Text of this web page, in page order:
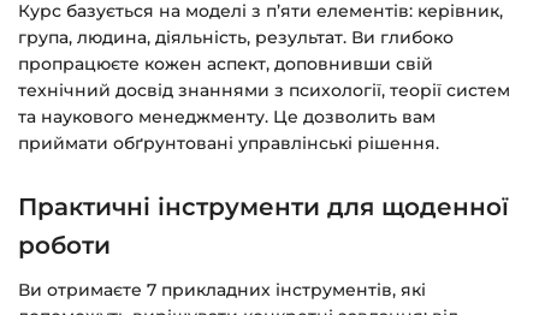
Курс базується на моделі з п’яти елементів: керівник,
група, людина, діяльність, результат. Ви глибоко
пропрацюєте кожен аспект, доповнивши свій
технічний досвід знаннями з психології, теорії систем
та наукового менеджменту. Це дозволить вам
приймати обґрунтовані управлінські рішення.
Практичні інструменти для щоденної
роботи
Ви отримаєте 7 прикладних інструментів, які